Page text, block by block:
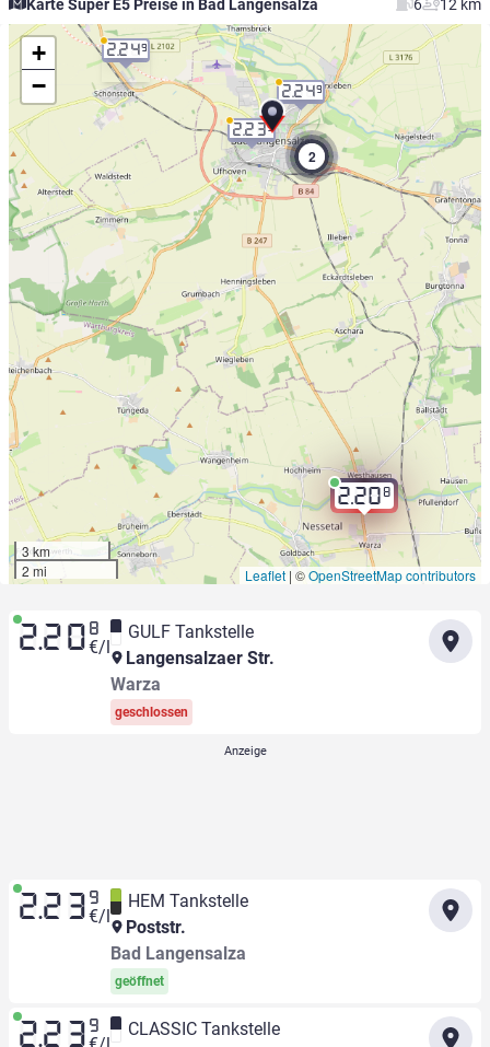
Karte Super E5 Preise in Bad Langensalza 6 12 km
2.208
2.249
2.249
2.239
2
+
−
3 km
2 mi
Leaflet | ©OpenStreetMap contributors
2.20 8
€/l
GULF Tankstelle
Langensalzaer Str.
Warza
geschlossen
2.23 9
€/l
HEM Tankstelle
Poststr.
Bad Langensalza
geöffnet
2.23 9
CLASSIC Tankstelle